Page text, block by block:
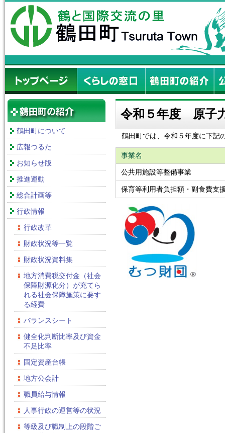
鶴田町について
広報つるた
お知らせ版
推進運動
総合計画等
行政情報
行政改革
財政状況等一覧
財政状況資料集
地方消費税交付金（社会
保障財源化分）が充てら
れる社会保障施策に要す
る経費
バランスシート
健全化判断比率及び資金
不足比率
固定資産台帳
地方公会計
職員給与情報
人事行政の運営等の状況
等級及び職制上の段階ご
令和５年度 原子
鶴田町では、令和５年度に下記
事業名
公共用施設等整備事業
保育等利用者負担額・副食費支